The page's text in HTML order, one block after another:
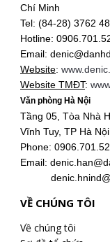
Chí Minh
Tel: (84-28) 3762
Hotline:
Email:
Website:
Website TMĐT:
Văn phòng Hà Nội
Tầng 05, Tòa Nhà
Vĩnh Tuy, TP Hà Nội
Phone:
Email:
VỀ CHÚNG TÔI
Về chúng tôi